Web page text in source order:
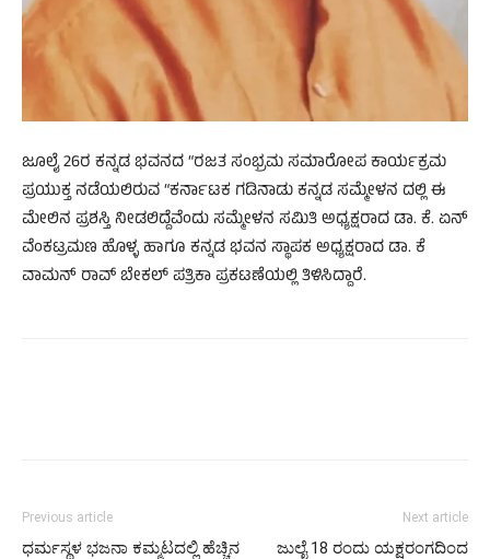
ಜೂಲೈ 26ರ ಕನ್ನಡ ಭವನದ “ರಜತ ಸಂಭ್ರಮ ಸಮಾರೋಪ ಕಾರ್ಯಕ್ರಮ
ಪ್ರಯುಕ್ತ ನಡೆಯಲಿರುವ “ಕರ್ನಾಟಕ ಗಡಿನಾಡು ಕನ್ನಡ ಸಮ್ಮೇಳನ ದಲ್ಲಿ ಈ
ಮೇಲಿನ ಪ್ರಶಸ್ತಿ ನೀಡಲಿದ್ದೆವೆಂದು ಸಮ್ಮೇಳನ ಸಮಿತಿ ಅಧ್ಯಕ್ಷರಾದ ಡಾ. ಕೆ. ಏನ್
ವೆಂಕಟ್ರಮಣ ಹೊಳ್ಳ ಹಾಗೂ ಕನ್ನಡ ಭವನ ಸ್ಥಾಪಕ ಅಧ್ಯಕ್ಷರಾದ ಡಾ. ಕೆ
ವಾಮನ್ ರಾವ್ ಬೇಕಲ್ ಪತ್ರಿಕಾ ಪ್ರಕಟಣೆಯಲ್ಲಿ ತಿಳಿಸಿದ್ದಾರೆ.
Previous article
ಧರ್ಮಸ್ಥಳ ಭಜನಾ ಕಮ್ಮಟದಲ್ಲಿ ಹೆಚ್ಚಿನ
Next article
ಜುಲೈ 18 ರಂದು ಯಕ್ಷರಂಗದಿಂದ